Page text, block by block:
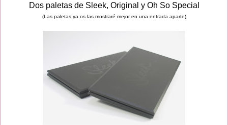
Dos paletas de Sleek, Original y Oh So Special
(Las paletas ya os las mostraré mejor en una entrada aparte)